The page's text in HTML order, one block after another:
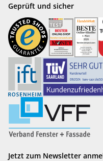
Geprüft und sicher
Jetzt zum Newsletter